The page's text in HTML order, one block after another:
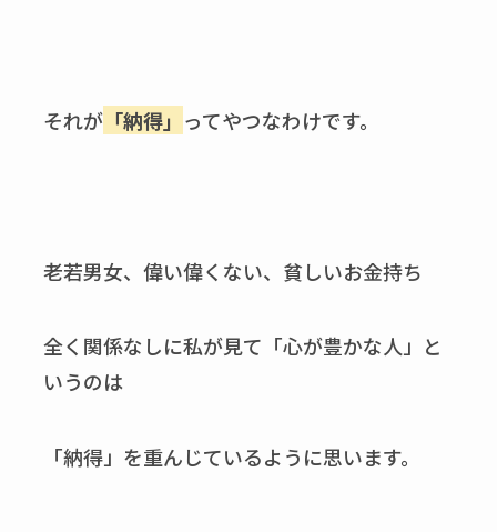
それが「納得」 ってやつなわけです。
老若男女、偉い偉くない、貧しいお金持ち
全く関係なしに私が見て「心が豊かな人」と
いうのは
「納得」を重んじているように思います。